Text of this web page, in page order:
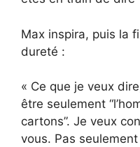
Max inspira, puis la
dureté :
« Ce que je veux
être seulement
cartons”. Je veux
vous. Pas